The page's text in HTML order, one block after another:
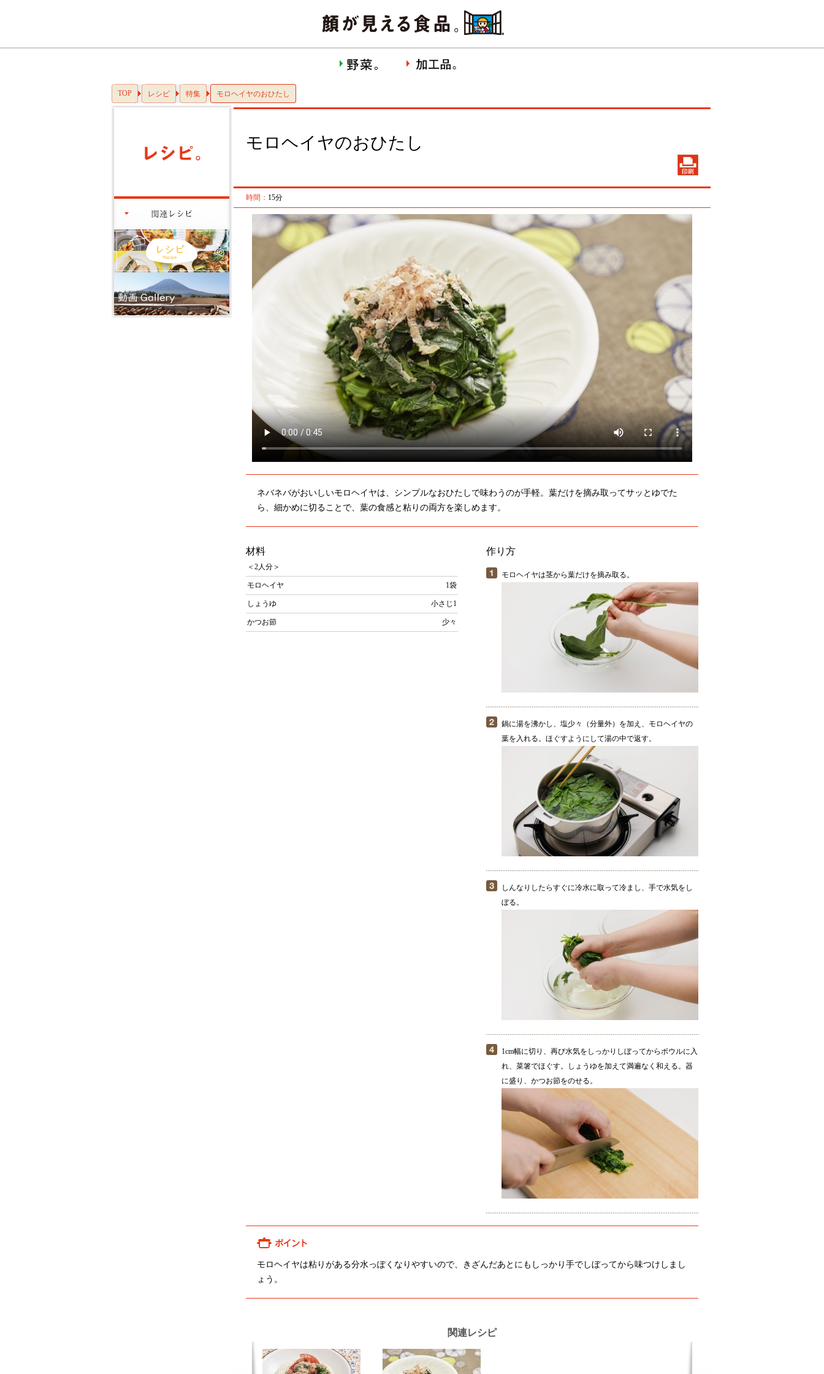
TOP レシピ 特集 モロヘイヤのおひたし
モロヘイヤのおひたし
時間： 15分
ネバネバがおいしいモロヘイヤは、シンプルなおひたしで味わうのが手軽。葉だけを摘み取ってサッとゆでた
ら、細かめに切ることで、葉の食感と粘りの両方を楽しめます。
材料
＜2人分＞
モロヘイヤ 1袋
しょうゆ 小さじ1
かつお節 少々
作り方
モロヘイヤは茎から葉だけを摘み取る。
鍋に湯を沸かし、塩少々（分量外）を加え、モロヘイヤの
葉を入れる。ほぐすようにして湯の中で返す。
しんなりしたらすぐに冷水に取って冷まし、手で水気をし
ぼる。
1cm幅に切り、再び水気をしっかりしぼってからボウルに入
れ、菜箸でほぐす。しょうゆを加えて満遍なく和える。器
に盛り、かつお節をのせる。
モロヘイヤは粘りがある分水っぽくなりやすいので、きざんだあとにもしっかり手でしぼってから味つけしまし
ょう。
関連レシピ